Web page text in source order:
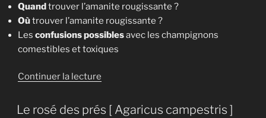
Quandtrouver l’amanite rougissante ?
Oùtrouver l’amanite rougissante ?
Les confusions possiblesavec les champignons
comestibles et toxiques
Continuer la lecture
rougissante
Le rosé des prés [ Agaricus campestris ]